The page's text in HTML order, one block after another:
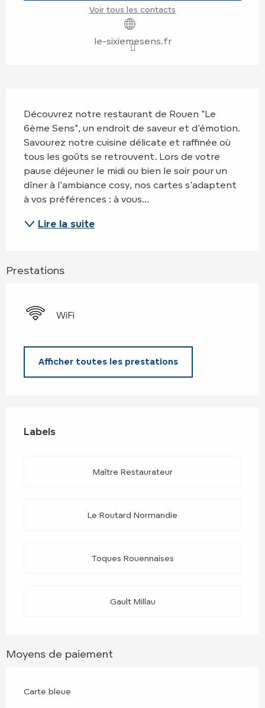
Voir tous les contacts
le-sixiemesens.fr
Découvrez notre restaurant de Rouen "Le
6ème Sens", un endroit de saveur et d'émotion.
Savourez notre cuisine délicate et raffinée où
tous les goûts se retrouvent. Lors de votre
pause déjeuner le midi ou bien le soir pour un
dîner à l'ambiance cosy, nos cartes s'adaptent
à vos préférences : à vous...
Lire la suite
Prestations
WiFi
Afficher toutes les prestations
Labels
Labels
Maître Restaurateur
Le Routard Normandie
Toques Rouennaises
Gault Millau
Moyens de paiement
Carte bleue